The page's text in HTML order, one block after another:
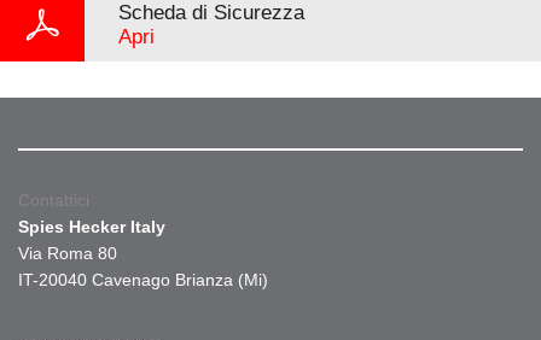
Scheda di Sicurezza
Apri
Contattici
Spies Hecker Italy
Via Roma 80
IT-20040 Cavenago Brianza (Mi)